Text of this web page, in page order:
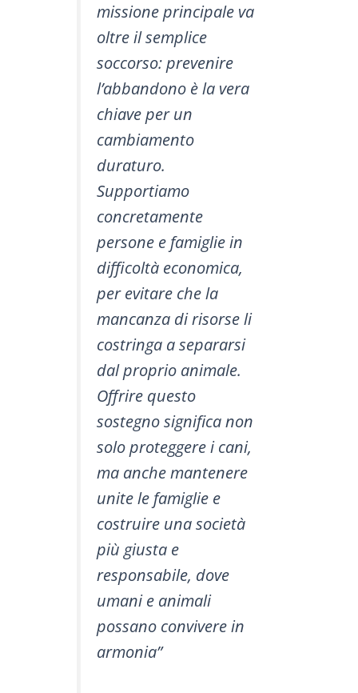
missione principale va
oltre il semplice
soccorso: prevenire
l’abbandono è la vera
chiave per un
cambiamento
duraturo.
Supportiamo
concretamente
persone e famiglie in
difficoltà economica,
per evitare che la
mancanza di risorse li
costringa a separarsi
dal proprio animale.
Offrire questo
sostegno significa non
solo proteggere i cani,
ma anche mantenere
unite le famiglie e
costruire una società
più giusta e
responsabile, dove
umani e animali
possano convivere in
armonia”